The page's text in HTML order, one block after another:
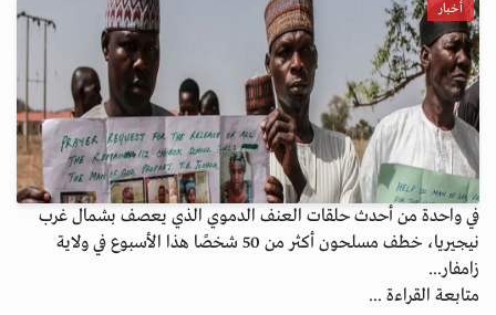
أخبار
في واحدة من أحدث حلقات العنف الدموي الذي يعصف بشمال غرب
نيجيريا، خطف مسلحون أكثر من 50 شخصًا هذا الأسبوع في ولاية
زامفار...
متابعة القراءة ...